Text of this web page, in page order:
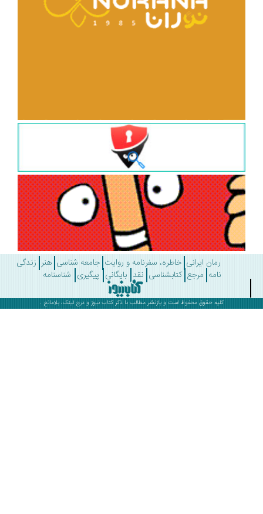
رمان ایرانی خاطره، سفرنامه و روایت جامعه شناسی هنر زندگی
مرجع کتابشناسی نقد بایگانی پیگیری شناسنامه
کلیه حقوق محفوظ است و بازنشر مطالب با ذکرکتاب نیوز و درج لینک، بلامانع .